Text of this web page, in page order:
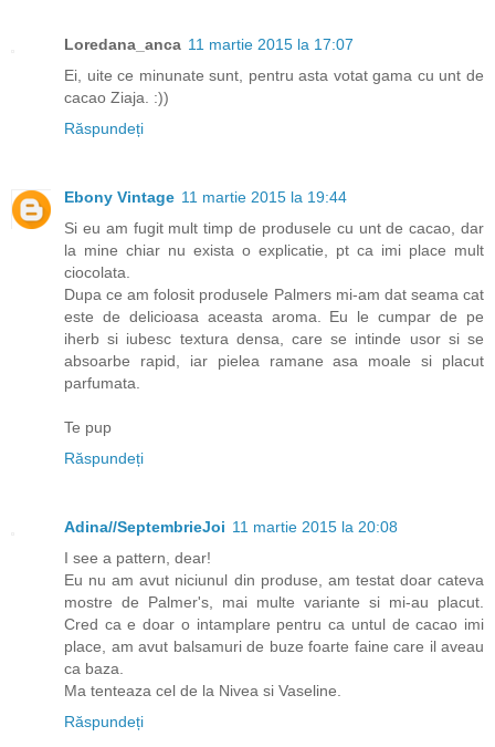
Loredana_anca 11 martie 2015 la 17:07
Ei, uite ce minunate sunt, pentru asta votat gama cu unt de
cacao Ziaja. :))
Răspundeți
Ebony Vintage 11 martie 2015 la 19:44
Si eu am fugit mult timp de produsele cu unt de cacao, dar
la mine chiar nu exista o explicatie, pt ca imi place mult
ciocolata.
Dupa ce am folosit produsele Palmers mi-am dat seama cat
este de delicioasa aceasta aroma. Eu le cumpar de pe
iherb si iubesc textura densa, care se intinde usor si se
absoarbe rapid, iar pielea ramane asa moale si placut
parfumata.
Te pup
Răspundeți
Adina//SeptembrieJoi 11 martie 2015 la 20:08
I see a pattern, dear!
Eu nu am avut niciunul din produse, am testat doar cateva
mostre de Palmer's, mai multe variante si mi-au placut.
Cred ca e doar o intamplare pentru ca untul de cacao imi
place, am avut balsamuri de buze foarte faine care il aveau
ca baza.
Ma tenteaza cel de la Nivea si Vaseline.
Răspundeți